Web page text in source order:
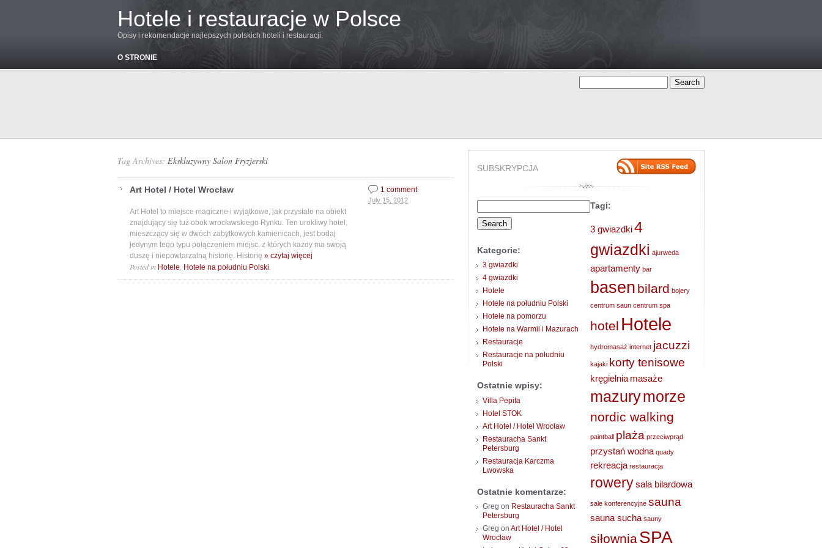
Hotele i restauracje w Polsce
Opisy i rekomendacje najlepszych polskich hoteli i restauracji.
O STRONIE
Tag Archives: Ekskluzywny Salon Fryzjerski
Art Hotel / Hotel Wrocław
July 15, 2012
Art Hotel to miejsce magiczne i wyjątkowe, jak przystało na obiekt
znajdujący się tuż obok wrocławskiego Rynku. Ten urokliwy hotel,
mieszczący się w dwóch zabytkowych kamienicach, jest bodaj
jedynym tego typu połączeniem miejsc, z których każdy ma swoją
duszę i niepowtarzalną historię. Historię » czytaj więcej
Posted in Hotele Hotele na południu Polski
1 comment
SUBSKRYPCJA
for:
Kategorie:
3 gwiazdki
4 gwiazdki
Hotele
Hotele na południu Polski
Hotele na pomorzu
Hotele na Warmii i Mazurach
Restauracje
Restauracje na południu
Polski
Ostatnie wpisy:
Villa Pepita
Hotel STOK
Art Hotel / Hotel Wrocław
Restauracha Sankt
Petersburg
Restauracja Karczma
Lwowska
Ostatnie komentarze:
Greg on Restauracha Sankt
Petersburg
Greg on Art Hotel / Hotel
Wrocław
Tagi:
3 gwiazdki4
gwiazdki ajurweda
apartamenty bar
basen bilard bojery
centrum saun centrum spa
hotel Hotele
hydromasaż internet jacuzzi
kajaki korty tenisowe
kręgielnia masaże
mazurymorze
nordic walking
paintball plaża przeciwprąd
przystań wodna quady
rekreacja restauracja
rowerysala bilardowa
sale konferencyjne sauna
sauna sucha sauny
siłowniaSPA